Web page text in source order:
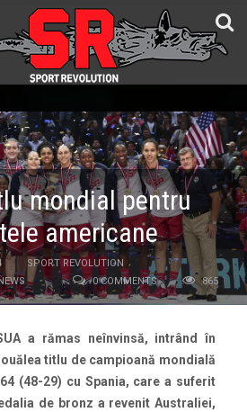
mondial pentru
americane
SPORT REVOLUTION
0 COMMENTS 865
a rămas neînvinsă, intrând în
titlu de campioană mondială
(48-29) cu Spania, care a suferit
de bronz a revenit Australiei,